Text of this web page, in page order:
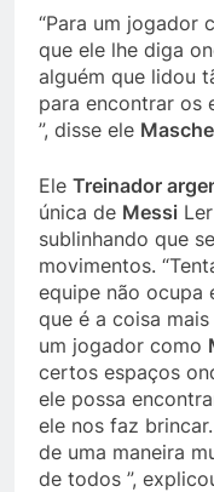
“Para um jogador
que ele lhe diga
alguém que lidou
para encontrar os
”, disse ele
Ele Treinador
única de Messi
sublinhando que
movimentos.
equipe não ocupa
que é a coisa
um jogador como
certos espaços
ele possa
ele nos faz
de uma maneira
de todos ”,